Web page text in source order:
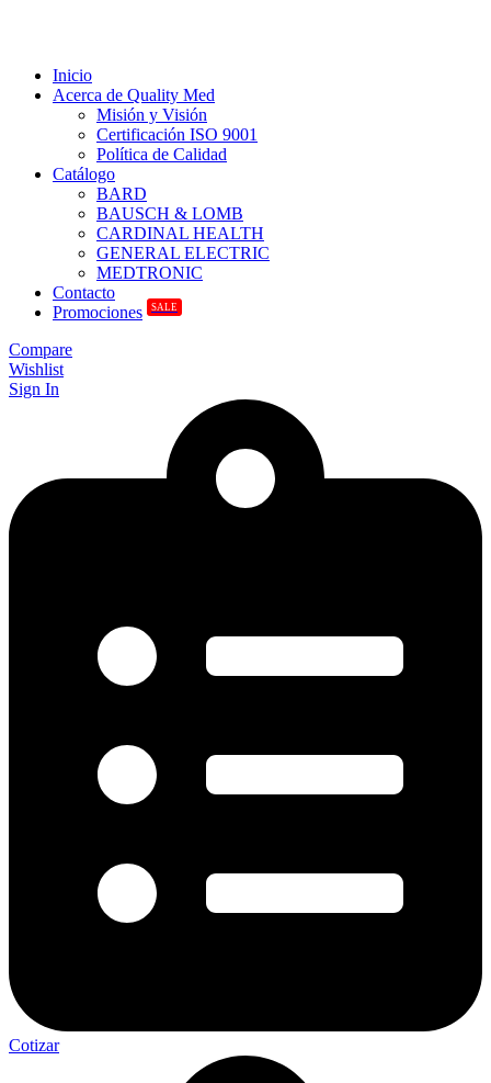
Inicio
Acerca de Quality Med
Misión y Visión
Certificación ISO 9001
Política de Calidad
Catálogo
BARD
BAUSCH & LOMB
CARDINAL HEALTH
GENERAL ELECTRIC
MEDTRONIC
Contacto
Promociones
SALE
Compare
Wishlist
Sign In
Cotizar